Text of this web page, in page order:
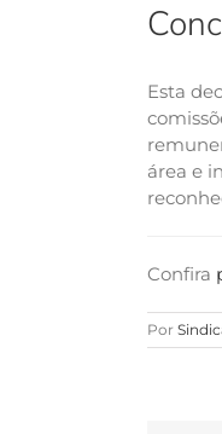
Esta
área e
Confira
Por